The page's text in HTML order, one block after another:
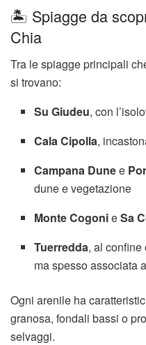
🏝️ Spiagge da
Chia
Tra le spiagge principali
si trovano:
Su Giudeu, con
Cala Cipolla,
Campana Dunee
dune e vegetazione
Monte CogonieSa
Tuerredda, al
ma spesso associata
Ogni arenile ha
granosa, fondali bassi o
selvaggi.